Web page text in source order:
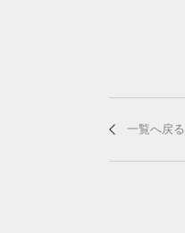
一覧へ戻る